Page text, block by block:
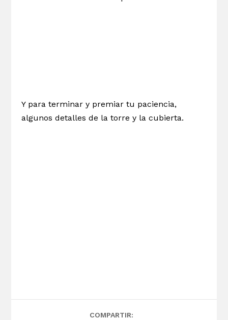
Y para terminar y premiar tu paciencia,
algunos detalles de la torre y la cubierta.
COMPARTIR: